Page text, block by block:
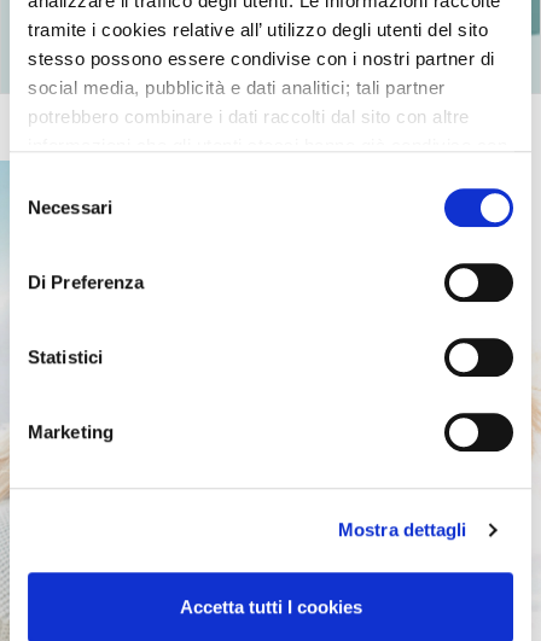
tramite i cookies relative all’ utilizzo degli utenti del sito
stesso possono essere condivise con i nostri partner di
social media, pubblicità e dati analitici; tali partner
potrebbero combinare i dati raccolti dal sito con altre
utilizzato uno o più dei loro servizi.
delNecessari
Di Preferenza
Statistici
Marketing
Mostra dettagli
Accetta tutti I cookies
Ritorna agli articoli